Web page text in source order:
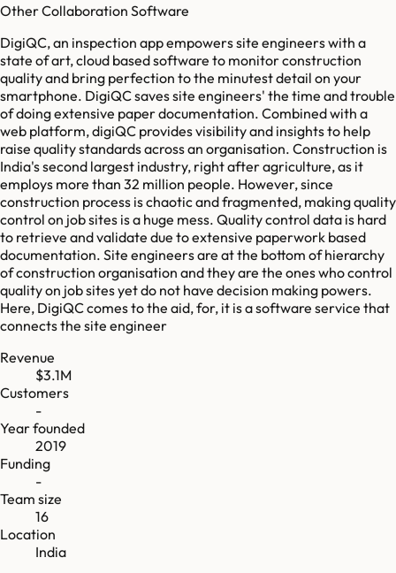
Other Collaboration Software
DigiQC, an inspection app empowers site engineers with a
state of art, cloud based software to monitor construction
quality and bring perfection to the minutest detail on your
smartphone. DigiQC saves site engineers' the time and trouble
of doing extensive paper documentation. Combined with a
web platform, digiQC provides visibility and insights to help
raise quality standards across an organisation. Construction is
India's second largest industry, right after agriculture, as it
employs more than 32 million people. However, since
construction process is chaotic and fragmented, making quality
control on job sites is a huge mess. Quality control data is hard
to retrieve and validate due to extensive paperwork based
documentation. Site engineers are at the bottom of hierarchy
of construction organisation and they are the ones who control
quality on job sites yet do not have decision making powers.
Here, DigiQC comes to the aid, for, it is a software service that
connects the site engineer
Revenue
$3.1M
Customers
-
Year founded
2019
Funding
-
Team size
16
Location
India